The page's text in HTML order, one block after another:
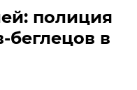
полиция
беглецов в